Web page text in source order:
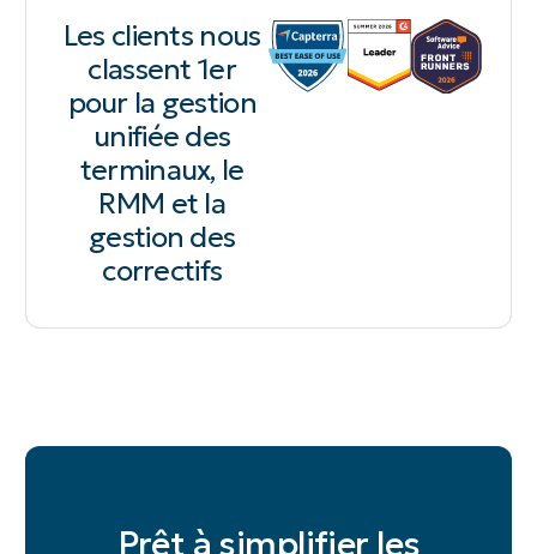
Les clients nous
classent 1er
pour la gestion
unifiée des
terminaux, le
RMM et la
gestion des
correctifs
Prêt à simplifier les